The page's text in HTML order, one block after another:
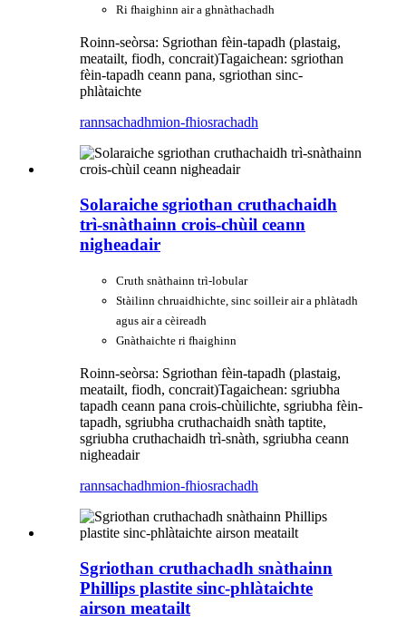
Ri fhaighinn air a ghnàthachadh
Roinn-seòrsa: Sgriothan fèin-tapadh (plastaig,
meatailt, fiodh, concrait)Tagaichean: sgriothan
fèin-tapadh ceann pana, sgriothan sinc-
phlàtaichte
rannsachadhmion-fhiosrachadh
Solaraiche sgriothan cruthachaidh
trì-snàthainn crois-chùil ceann
nigheadair
Cruth snàthainn trì-lobular
Stàilinn chruaidhichte, sinc soilleir air a phlàtadh
agus air a cèireadh
Gnàthaichte ri fhaighinn
Roinn-seòrsa: Sgriothan fèin-tapadh (plastaig,
meatailt, fiodh, concrait)Tagaichean: sgriubha
tapadh ceann pana crois-chùilichte, sgriubha fèin-
tapadh, sgriubha cruthachaidh snàth taptite,
sgriubha cruthachaidh trì-snàth, sgriubha ceann
nigheadair
rannsachadhmion-fhiosrachadh
Sgriothan cruthachadh snàthainn
Phillips plastite sinc-phlàtaichte
airson meatailt